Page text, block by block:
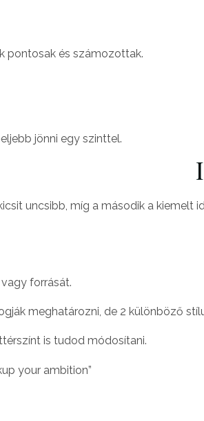
pontosak és számozottak.
jönni egy szinttel.
uncsibb, míg a második a kiemelt
forrását.
meghatározni, de 2 különböző
is tudod módosítani.
your ambition”